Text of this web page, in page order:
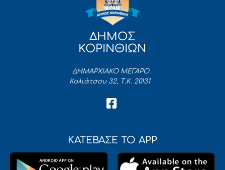
ΔΗΜΟΣ
ΚΟΡΙΝΘΙΩΝ
ΔΗΜΑΡΧΙΑΚΟ ΜΕΓΑΡΟ
Κολιάτσου 32, Τ.Κ. 20131
ΚΑΤΕΒΑΣΕ ΤΟ APP